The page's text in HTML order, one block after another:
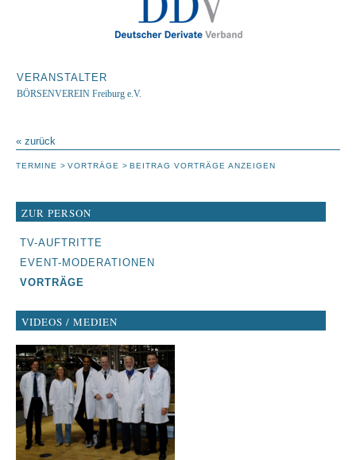
VERANSTALTER
BÖRSENVEREIN Freiburg e.V.
« zurück
TERMINE VORTRÄGE BEITRAG VORTRÄGE ANZEIGEN
ZUR PERSON
NAVIGATION
ÜBERSPRINGEN
TV-AUFTRITTE
EVENT-MODERATIONEN
VORTRÄGE
VIDEOS / MEDIEN